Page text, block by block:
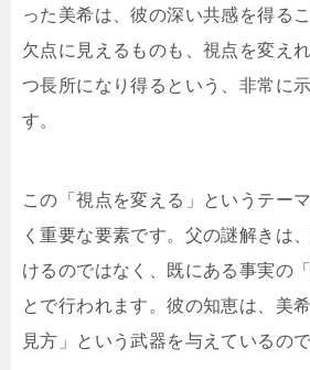
った美希は、彼の深い共感を得る
欠点に見えるものも、視点を変え
つ長所になり得るという、非常に
す。
この「視点を変える」というテー
く重要な要素です。父の謎解きは
けるのではなく、既にある事実の
とで行われます。彼の知恵は、美
見方」という武器を与えているので